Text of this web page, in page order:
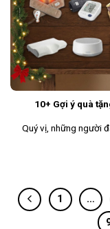
10+ Gợi ý quà
Quý vị, những người
1 …